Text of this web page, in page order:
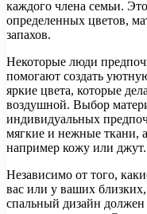
каждого члена семьи.
определенных цветов,
запахов.
Некоторые люди
помогают создать
яркие цвета, которые
воздушной. Выбор
индивидуальных
мягкие и нежные ткани,
например кожу или джут.
Независимо от того,
вас или у ваших
спальный дизайн